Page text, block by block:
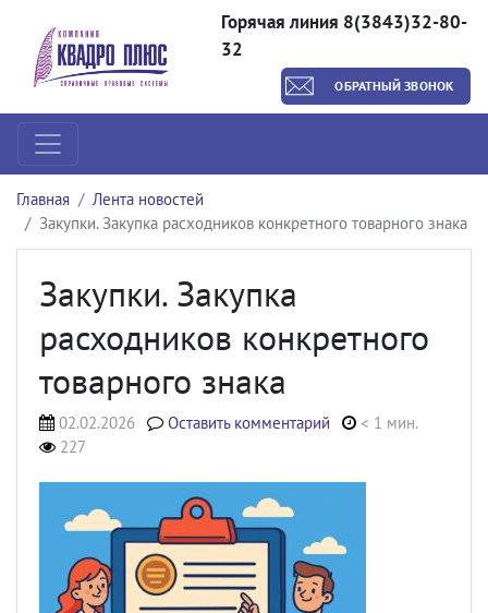
Горячая линия 8(3843)32-80-
32
ОБРАТНЫЙ ЗВОНОК
Главная
Лента новостей
Закупки. Закупка расходников конкретного товарного знака
Закупки. Закупка
расходников конкретного
товарного знака
02.02.2026 Оставить комментарий
< 1 мин.
227